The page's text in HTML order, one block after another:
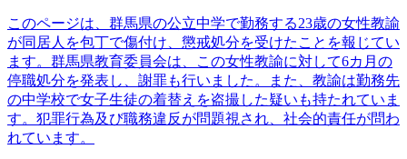
このページは、群馬県の公立中学で勤務する23歳の女性教諭
が同居人を包丁で傷付け、懲戒処分を受けたことを報じてい
ます。群馬県教育委員会は、この女性教諭に対して6カ月の
停職処分を発表し、謝罪も行いました。また、教諭は勤務先
の中学校で女子生徒の着替えを盗撮した疑いも持たれていま
す。犯罪行為及び職務違反が問題視され、社会的責任が問わ
れています。